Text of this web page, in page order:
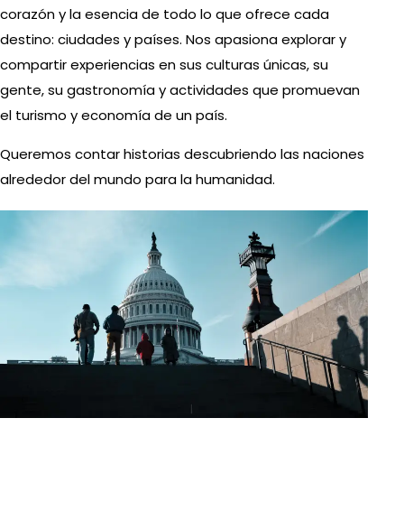
corazón y la esencia de todo lo que ofrece cada
destino: ciudades y países. Nos apasiona explorar y
compartir experiencias en sus culturas únicas, su
gente, su gastronomía y actividades que promuevan
el turismo y economía de un país.
Queremos contar historias descubriendo las naciones
alrededor del mundo para la humanidad.